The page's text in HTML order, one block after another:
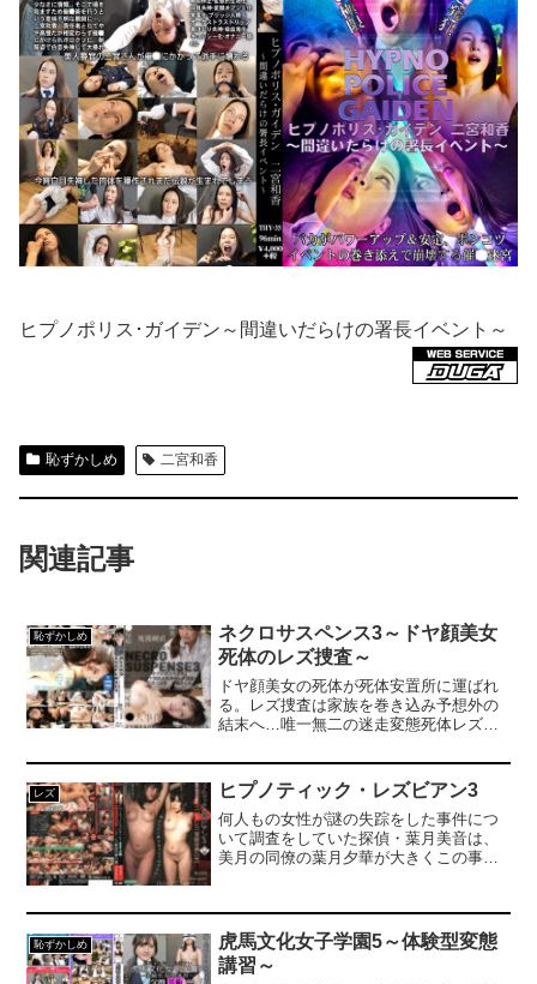
ヒプノポリス･ガイデン～間違いだらけの署長イベント～
恥ずかしめ 二宮和香
関連記事
恥ずかしめ
ネクロサスペンス3～ドヤ顔美女
死体のレズ捜査～
ドヤ顔美女の死体が死体安置所に運ばれ
る。レズ捜査は家族を巻き込み予想外の
結末へ…唯一無二の迷走変態死体レズス
体が発見され、レズ捜査官さくらが捜査
にあたる。さくらは様々な妨害があるも
被○者の肉体と向き合い愛撫しながら硬直
した遺体を感じさせ○人の糸口を見つけ出
す。だが衝撃の展開になり戦慄と脱力が
起こる。謎と狂気とバカと迷走の融合し
レズ ヒプノティック・レズビアン3
何人もの女性が謎の失踪をした事件につ
いて調査をしていた探偵・葉月美音は、
美月の同僚の葉月夕華が大きくこの事件
手ゆきのあかりは、夕華の魔手に落ち催○
従僕にされてしまう。何も知らない美音
は、あかりと共に夕華のアジトに忍び込
むが…。
恥ずかしめ
虎馬文化女子学園5～体験型変態
講習～